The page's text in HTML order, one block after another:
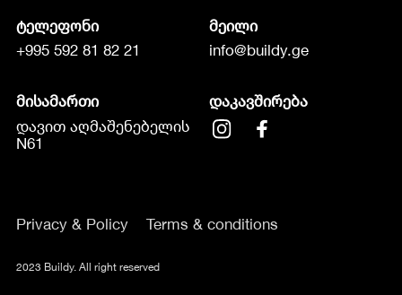
ტელეფონი
+995 592 81 82 21
მეილი
info@buildy.ge
მისამართი
დავით აღმაშენებელის
N61
დაკავშირება
Privacy & Policy Terms & conditions
2023 Buildy. All right reserved